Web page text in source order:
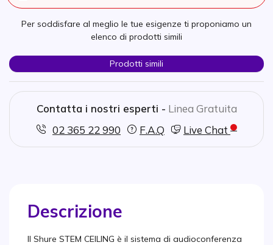
Per soddisfare al meglio le tue esigenze ti proponiamo un
elenco di prodotti simili
Prodotti simili
Contatta i nostri esperti - Linea Gratuita
02 365 22 990
F.A.Q Live Chat
Descrizione
Il Shure STEM CEILING è il sistema di audioconferenza